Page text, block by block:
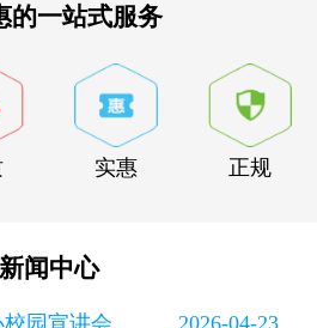
的一站式服务
实惠 正规
新闻中心
园宣讲会 2026-04-23